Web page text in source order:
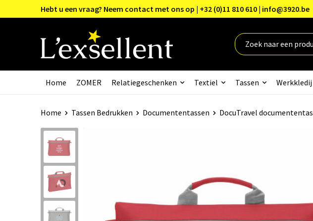
Hebt u een vraag? Neem contact met ons op | +32 (0)11 810 610 | info@3920.be
Home ZOMER Relatiegeschenken Textiel Tassen Werkkledij
Home Tassen Bedrukken Documententassen DocuTravel documententas